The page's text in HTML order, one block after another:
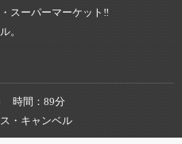
スーパーマーケット‼️
。
時間
89分
・キャンベル